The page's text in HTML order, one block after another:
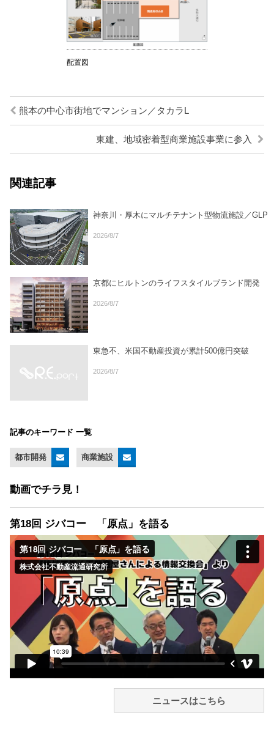
配置図
熊本の中心市街地でマンション／タカラL
東建、地域密着型商業施設事業に参入
関連記事
神奈川・厚木にマルチテナント型物流施設／GLP
2026/8/7
京都にヒルトンのライフスタイルブランド開発
2026/8/7
東急不、米国不動産投資が累計500億円突破
2026/8/7
記事のキーワード 一覧
都市開発 商業施設
動画でチラ見！
第18回 ジバコー 「原点」を語る
ニュースはこちら